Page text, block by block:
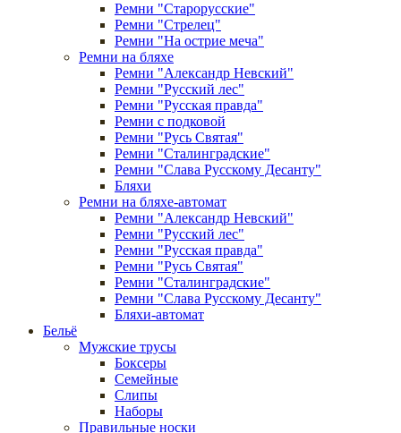
Ремни "Старорусские"
Ремни "Стрелец"
Ремни "На острие меча"
Ремни на бляхе
Ремни "Александр Невский"
Ремни "Русский лес"
Ремни "Русская правда"
Ремни с подковой
Ремни "Русь Святая"
Ремни "Сталинградские"
Ремни "Слава Русскому Десанту"
Бляхи
Ремни на бляхе-автомат
Ремни "Александр Невский"
Ремни "Русский лес"
Ремни "Русская правда"
Ремни "Русь Святая"
Ремни "Сталинградские"
Ремни "Слава Русскому Десанту"
Бляхи-автомат
Бельё
Мужские трусы
Боксеры
Семейные
Слипы
Наборы
Правильные носки